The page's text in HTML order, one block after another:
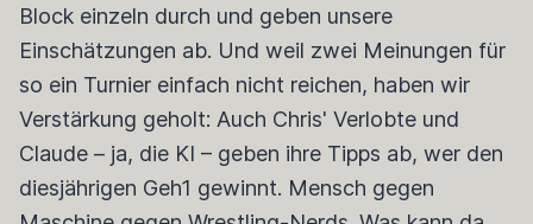
Block einzeln durch und geben unsere
Einschätzungen ab. Und weil zwei Meinungen für
so ein Turnier einfach nicht reichen, haben wir
Verstärkung geholt: Auch Chris' Verlobte und
Claude – ja, die KI – geben ihre Tipps ab, wer den
diesjährigen Geh1 gewinnt. Mensch gegen